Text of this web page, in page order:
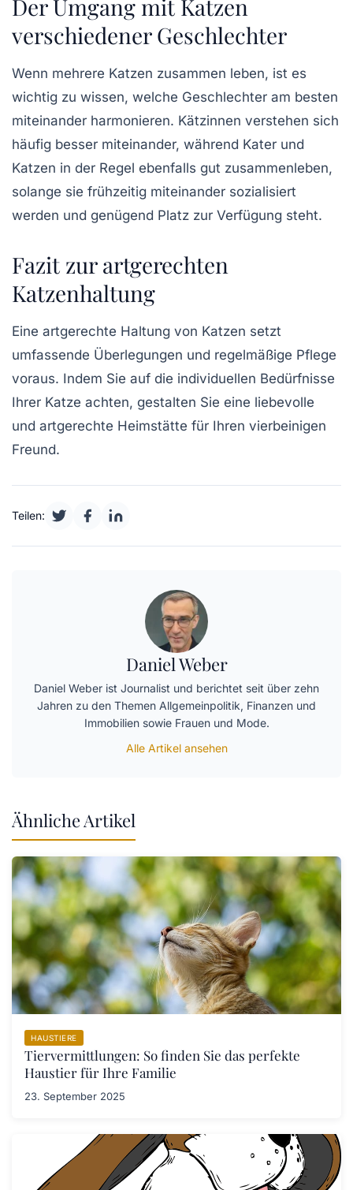
Der Umgang mit Katzen
verschiedener Geschlechter
Wenn mehrere Katzen zusammen leben, ist es
wichtig zu wissen, welche Geschlechter am besten
miteinander harmonieren. Kätzinnen verstehen sich
häufig besser miteinander, während Kater und
Katzen in der Regel ebenfalls gut zusammenleben,
solange sie frühzeitig miteinander sozialisiert
werden und genügend Platz zur Verfügung steht.
Fazit zur artgerechten
Katzenhaltung
Eine artgerechte Haltung von Katzen setzt
umfassende Überlegungen und regelmäßige Pflege
voraus. Indem Sie auf die individuellen Bedürfnisse
Ihrer Katze achten, gestalten Sie eine liebevolle
und artgerechte Heimstätte für Ihren vierbeinigen
Freund.
Teilen:
Daniel Weber
Daniel Weber ist Journalist und berichtet seit über zehn
Jahren zu den Themen Allgemeinpolitik, Finanzen und
Immobilien sowie Frauen und Mode.
Alle Artikel ansehen
Ähnliche Artikel
HAUSTIERE
Tiervermittlungen: So finden Sie das perfekte
Haustier für Ihre Familie
23. September 2025